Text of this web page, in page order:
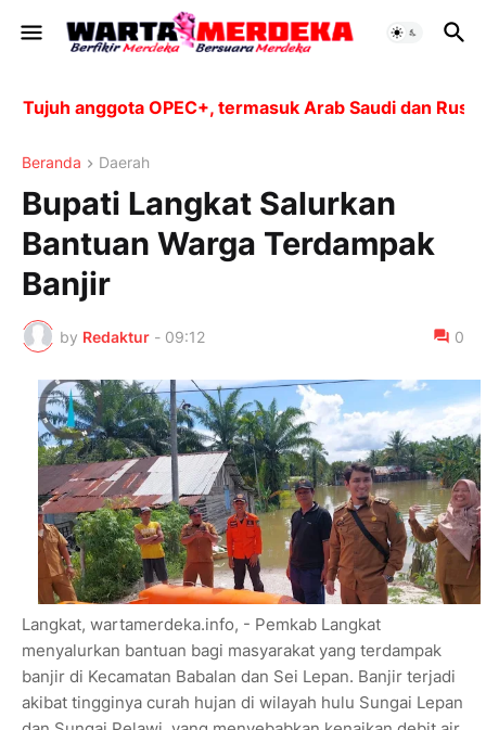
anggota OPEC+, termasuk Arab Saudi dan Rusia,
Beranda Daerah
Bupati Langkat Salurkan
Bantuan Warga Terdampak
Banjir
by Redaktur - 09:12 0
Langkat, wartamerdeka.info, - Pemkab Langkat
menyalurkan bantuan bagi masyarakat yang terdampak
banjir di Kecamatan Babalan dan Sei Lepan. Banjir terjadi
akibat tingginya curah hujan di wilayah hulu Sungai Lepan